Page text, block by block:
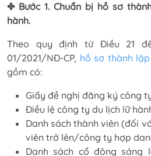
✤ Bước 1. Chuẩn bị hồ sơ
hành.
Theo quy định từ Điều 21
01/2021/NĐ-CP, hồ sơ thành
gồm có:
Giấy đề nghị đăng ký công
Điều lệ công ty du lịch lữ
Danh sách thành viên (đối
viên trở lên/công ty hợp
Danh sách cổ đông